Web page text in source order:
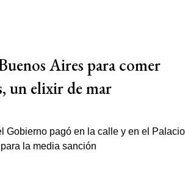
Aires para comer
un elixir de mar